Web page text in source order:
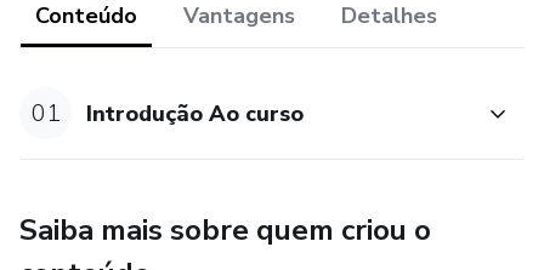
Conteúdo Vantagens Detalhes
01 Introdução Ao curso
Saiba mais sobre quem criou o